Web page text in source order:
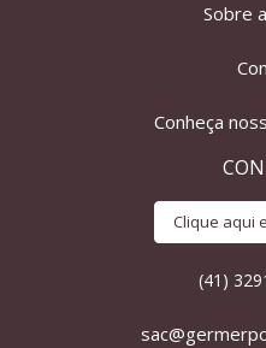
Sobre
Conheça
Clique aqui
(41)